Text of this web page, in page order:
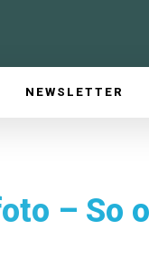
NEWSLETTER
– So